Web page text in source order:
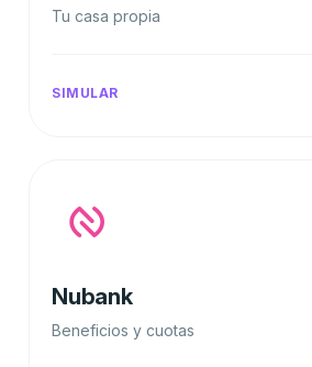
Tu casa propia
SIMULAR
Nubank
Beneficios y cuotas